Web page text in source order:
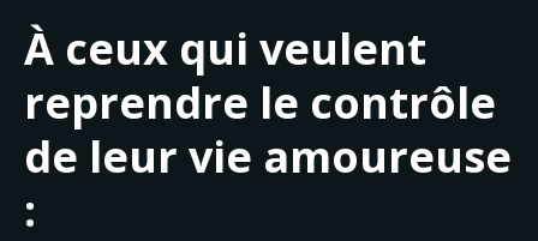
À ceux qui veulent
reprendre le contrôle
de leur vie amoureuse
: